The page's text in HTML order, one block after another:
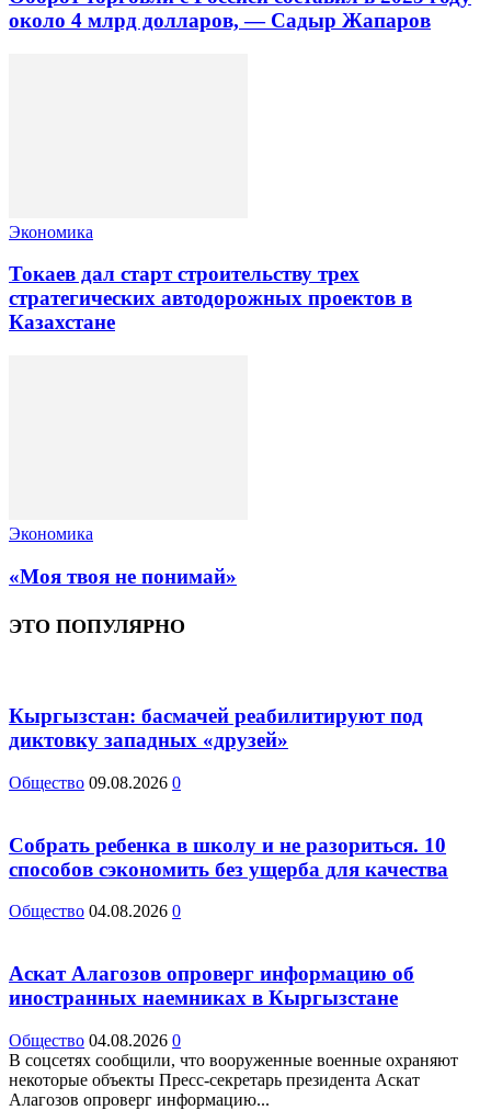
около 4 млрд долларов, — Садыр Жапаров
Экономика
Токаев дал старт строительству трех
стратегических автодорожных проектов в
Казахстане
Экономика
«Моя твоя не понимай»
ЭТО ПОПУЛЯРНО
Кыргызстан: басмачей реабилитируют под
диктовку западных «друзей»
Общество 09.08.2026 0
Собрать ребенка в школу и не разориться. 10
способов сэкономить без ущерба для качества
Общество 04.08.2026 0
Аскат Алагозов опроверг информацию об
иностранных наемниках в Кыргызстане
Общество 04.08.2026 0
В соцсетях сообщили, что вооруженные военные охраняют
некоторые объекты Пресс-секретарь президента Аскат
Алагозов опроверг информацию...